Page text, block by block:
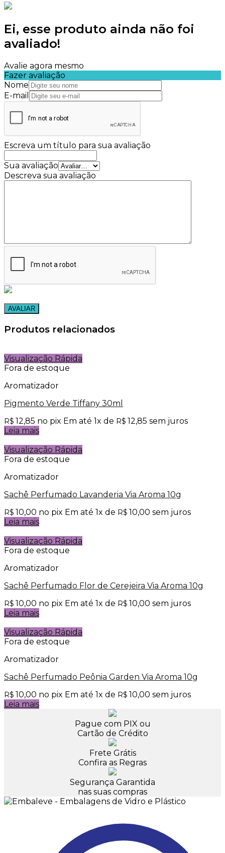
Ei, esse produto ainda não foi
avaliado!
Avalie agora mesmo
Fazer avaliação
Nome
E-mail
Escreva um título para sua avaliação
Sua avaliação
Descreva sua avaliação
Produtos relacionados
Visualização Rápida
Fora de estoque
Aromatizador
Pigmento Verde Tiffany 30ml
R$ 12,85 no pix Em até 1x de R$ 12,85 sem juros
Leia mais
Visualização Rápida
Fora de estoque
Aromatizador
Sachê Perfumado Lavanderia Via Aroma 10g
R$ 10,00 no pix Em até 1x de R$ 10,00 sem juros
Leia mais
Visualização Rápida
Fora de estoque
Aromatizador
Sachê Perfumado Flor de Cerejeira Via Aroma 10g
R$ 10,00 no pix Em até 1x de R$ 10,00 sem juros
Leia mais
Visualização Rápida
Fora de estoque
Aromatizador
Sachê Perfumado Peônia Garden Via Aroma 10g
R$ 10,00 no pix Em até 1x de R$ 10,00 sem juros
Leia mais
Pague com PIX ou
Cartão de Crédito
Frete Grátis
Confira as Regras
Segurança Garantida
nas suas compras